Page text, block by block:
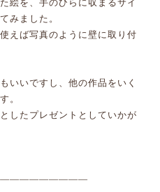
絵を、手のひらに収まるサイ
みました。
えば写真のように壁に取り付
いいですし、他の作品をいく
。
したプレゼントとしていかが